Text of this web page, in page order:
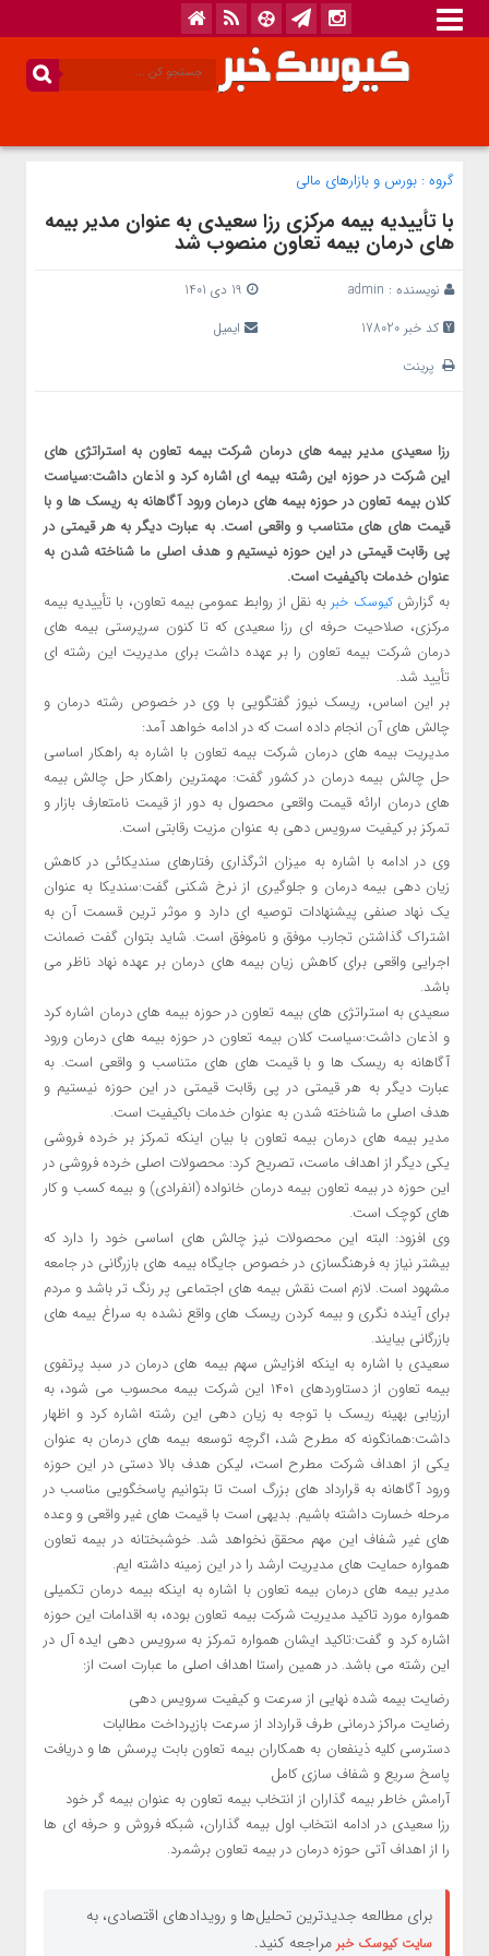
گروه : بورس و بازار‌های مالی
با تأییدیه بیمه مرکزی رزا سعیدی به عنوان مدیر بیمه
های درمان بیمه تعاون منصوب شد
نویسنده : admin
کد خبر 178020
ایمیل
پرینت
رزا سعیدی مدیر بیمه های درمان شرکت بیمه تعاون به استراتژی های
این شرکت در حوزه این رشته بیمه ای اشاره کرد و اذعان داشت:سیاست
کلان بیمه تعاون در حوزه بیمه های درمان ورود آگاهانه به ریسک ها و با
قیمت های های متناسب و واقعی است. به عبارت دیگر به هر قیمتی در
پی رقابت قیمتی در این حوزه نیستیم و هدف اصلی ما شناخته شدن به
عنوان خدمات باکیفیت است.
به گزارشکیوسک خبر به نقل از روابط عمومی بیمه تعاون، با تأییدیه بیمه
مرکزی، صلاحیت حرفه ای رزا سعیدی که تا کنون سرپرستی بیمه های
درمان شرکت بیمه تعاون را بر عهده داشت برای مدیریت این رشته ای
تأیید شد.
بر این اساس، ریسک نیوز گفتگویی با وی در خصوص رشته درمان و
چالش های آن انجام داده است که در ادامه خواهد آمد:
مدیریت بیمه های درمان شرکت بیمه تعاون با اشاره به راهکار اساسی
حل چالش بیمه درمان در کشور گفت: مهمترین راهکار حل چالش بیمه
های درمان ارائه قیمت واقعی محصول به دور از قیمت نامتعارف بازار و
تمرکز بر کیفیت سرویس دهی به عنوان مزیت رقابتی است.
وی در ادامه با اشاره به میزان اثرگذاری رفتارهای سندیکائی در کاهش
زیان دهی بیمه درمان و جلوگیری از نرخ شکنی گفت:سندیکا به عنوان
یک نهاد صنفی پیشنهادات توصیه ای دارد و موثر ترین قسمت آن به
اشتراک گذاشتن تجارب موفق و ناموفق است. شاید بتوان گفت ضمانت
اجرایی واقعی برای کاهش زیان بیمه های درمان بر عهده نهاد ناظر می
باشد.
سعیدی به استراتژی های بیمه تعاون در حوزه بیمه های درمان اشاره کرد
و اذعان داشت:سیاست کلان بیمه تعاون در حوزه بیمه های درمان ورود
آگاهانه به ریسک ها و با قیمت های های متناسب و واقعی است. به
عبارت دیگر به هر قیمتی در پی رقابت قیمتی در این حوزه نیستیم و
هدف اصلی ما شناخته شدن به عنوان خدمات باکیفیت است.
مدیر بیمه های درمان بیمه تعاون با بیان اینکه تمرکز بر خرده فروشی
یکی دیگر از اهداف ماست، تصریح کرد: محصولات اصلی خرده فروشی در
این حوزه در بیمه تعاون بیمه درمان خانواده (انفرادی) و بیمه کسب و کار
های کوچک است.
وی افزود: البته این محصولات نیز چالش های اساسی خود را دارد که
بیشتر نیاز به فرهنگسازی در خصوص جایگاه بیمه های بازرگانی در جامعه
مشهود است. لازم است نقش بیمه های اجتماعی پر رنگ تر باشد و مردم
برای آینده نگری و بیمه کردن ریسک های واقع نشده به سراغ بیمه های
بازرگانی بیایند.
سعیدی با اشاره به اینکه افزایش سهم بیمه های درمان در سبد پرتفوی
بیمه تعاون از دستاوردهای ۱۴۰۱ این شرکت بیمه محسوب می شود، به
ارزیابی بهینه ریسک با توجه به زیان دهی این رشته اشاره کرد و اظهار
داشت:همانگونه که مطرح شد، اگرچه توسعه بیمه های درمان به عنوان
یکی از اهداف شرکت مطرح است، لیکن هدف بالا دستی در این حوزه
ورود آگاهانه به قرارداد های بزرگ است تا بتوانیم پاسخگویی مناسب در
مرحله خسارت داشته باشیم. بدیهی است با قیمت های غیر واقعی و وعده
های غیر شفاف این مهم محقق نخواهد شد. خوشبختانه در بیمه تعاون
همواره حمایت های مدیریت ارشد را در این زمینه داشته ایم.
مدیر بیمه های درمان بیمه تعاون با اشاره به اینکه بیمه درمان تکمیلی
همواره مورد تاکید مدیریت شرکت بیمه تعاون بوده، به اقدامات این حوزه
اشاره کرد و گفت:تاکید ایشان همواره تمرکز به سرویس دهی ایده آل در
این رشته می باشد. در همین راستا اهداف اصلی ما عبارت است از:
رضایت بیمه شده نهایی از سرعت و کیفیت سرویس دهی
رضایت مراکز درمانی طرف قرارداد از سرعت بازپرداخت مطالبات
دسترسی کلیه ذینفعان به همکاران بیمه تعاون بابت پرسش ها و دریافت
پاسخ سریع و شفاف سازی کامل
آرامش خاطر بیمه گذاران از انتخاب بیمه تعاون به عنوان بیمه گر خود
رزا سعیدی در ادامه انتخاب اول بیمه گذاران، شبکه فروش و حرفه ای ها
را از اهداف آتی حوزه درمان در بیمه تعاون برشمرد.
برای مطالعه جدیدترین تحلیل‌ها و رویدادهای اقتصادی، به
سایت کیوسک خبر مراجعه کنید.